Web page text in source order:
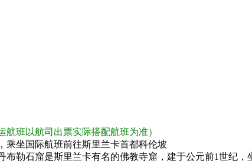
航班以航司出票实际搭配航班为准）
坐国际航班前往斯里兰卡首都科伦坡
布勒石窟是斯里兰卡有名的佛教寺窟，建于公元前1世纪